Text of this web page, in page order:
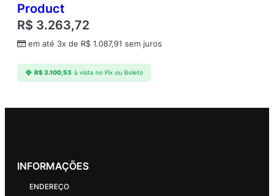
Product
R$ 3.263,72
em até 3x de R$ 1.087,91 sem juros
R$3.100,53 à vista no Pix ou Boleto
INFORMAÇÕES
ENDEREÇO